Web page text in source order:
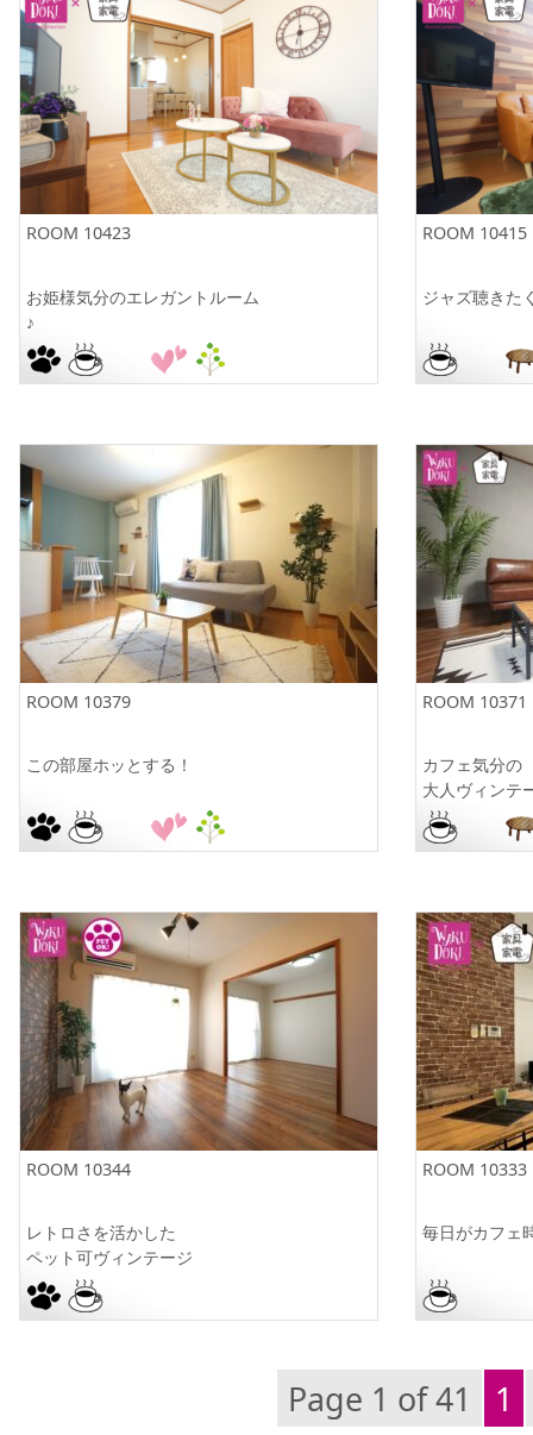
ROOM 10423
お姫様気分のエレガントルーム
♪
ROOM 10415
ジャズ聴きた
ROOM 10379
この部屋ホッとする！
ROOM 10371
カフ
大人ヴィンテ
ROOM 10344
レトロさを活かした
ペット可ヴィンテージ
ROOM 10333
毎日がカフェ
Page 1 of 41 1